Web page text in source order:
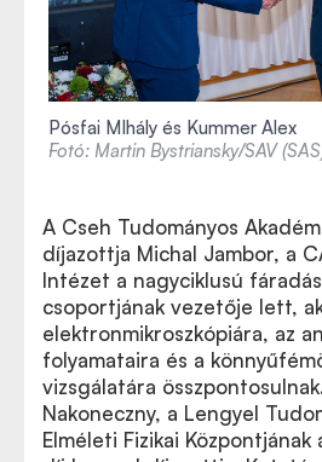
Pósfai MIhály és Kummer Alex
Fotó: Martin Bystriansky/SAV
A Cseh Tudományos
díjazottja Michal Jambor, a
Intézet a nagyciklusú
csoportjának vezetője lett,
elektronmikroszkópiára, az
folyamataira és a
vizsgálatára
Nakoneczny, a Lengyel
Elméleti Fizikai